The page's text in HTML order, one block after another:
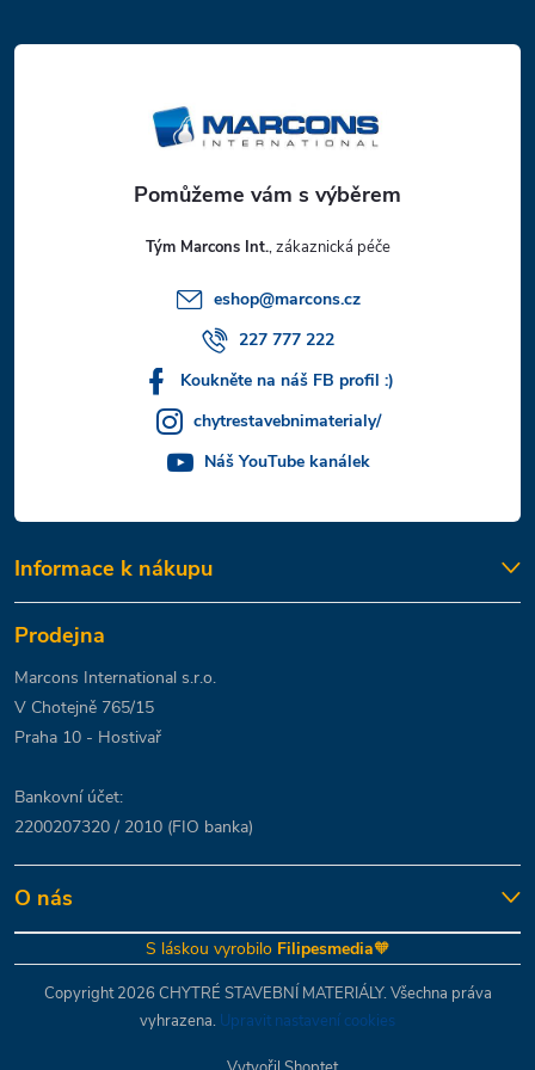
á
Tým Marcons Int.
eshop@marcons.cz
227 777 222
Koukněte na náš FB profil :)
chytrestavebnimaterialy/
Náš YouTube kanálek
Informace k nákupu
Prodejna
Marcons International s.r.o.
V Chotejně 765/15
Praha 10 - Hostivař
Bankovní účet:
2200207320 / 2010 (FIO banka)
O nás
S láskou vyrobilo Filipesmedia🧡
Copyright 2026 CHYTRÉ STAVEBNÍ MATERIÁLY. Všechna práva
vyhrazena. Upravit nastavení cookies